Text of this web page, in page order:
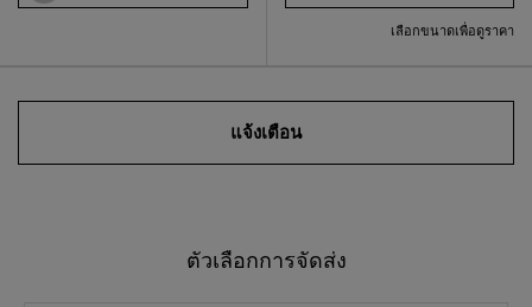
เลือกขนาดเพื่อดูราคา
แจ้งเตือน
ตัวเลือกการจัดส่ง